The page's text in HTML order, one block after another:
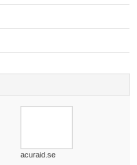
acuraid.se